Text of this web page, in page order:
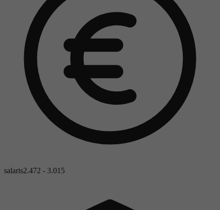
salaris2.472 - 3.015